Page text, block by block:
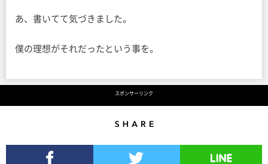
あ、書いてて気づきました。
僕の理想がそれだったという事を。
スポンサーリンク